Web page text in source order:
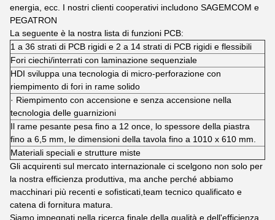
energia, ecc. I nostri clienti cooperativi includono SAGEMCOM e
PEGATRON
La seguente è la nostra lista di funzioni PCB:
1 a 36 strati di PCB rigidi e 2 a 14 strati di PCB rigidi e flessibili
Fori ciechi/interrati con laminazione sequenziale
HDI sviluppa una tecnologia di micro-perforazione con
riempimento di fori in rame solido
· Riempimento con accensione e senza accensione nella
tecnologia delle guarnizioni
Il rame pesante pesa fino a 12 once, lo spessore della piastra
fino a 6,5 mm, le dimensioni della tavola fino a 1010 x 610 mm.
Materiali speciali e strutture miste
Gli acquirenti sul mercato internazionale ci scelgono non solo per
la nostra efficienza produttiva, ma anche perché abbiamo
macchinari più recenti e sofisticati,team tecnico qualificato e
catena di fornitura matura.
Siamo impegnati nella ricerca finale della qualità e dell'efficienza